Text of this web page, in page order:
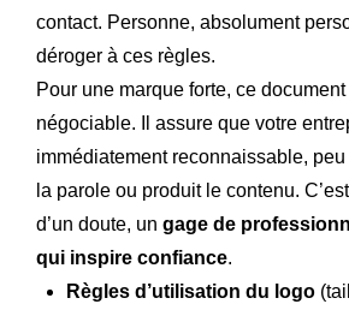
contact. Personne, absolument
déroger à ces règles.
Pour une marque forte, ce
négociable. Il assure que votre
immédiatement reconnaissable,
la parole ou produit le contenu.
d’un doute, un gage de
qui inspire confiance.
Règles d’utilisation du logo